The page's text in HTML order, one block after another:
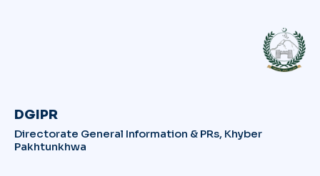
DGIPR
Directorate General Information & PRs, Khyber
Pakhtunkhwa